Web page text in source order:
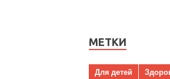
МЕТКИ
Для детей